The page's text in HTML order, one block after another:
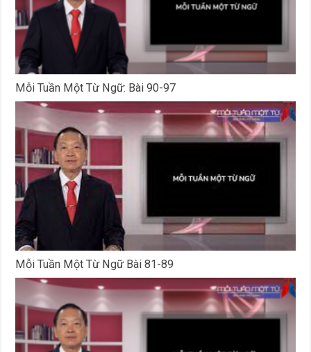
Mỗi Tuần Một Từ Ngữ: Bài 90-97
Mỗi Tuần Một Từ Ngữ Bài 81-89